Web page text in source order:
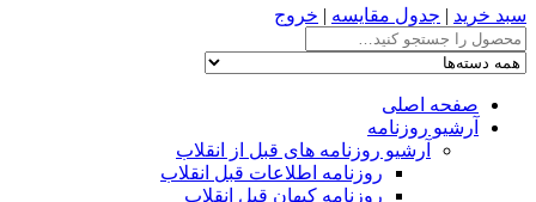
سبد خرید | جدول مقایسه | خروج
صفحه اصلی
آرشیو روزنامه
آرشیو روزنامه های قبل از انقلاب
روزنامه اطلاعات قبل انقلاب
روزنامه کیهان قبل انقلاب